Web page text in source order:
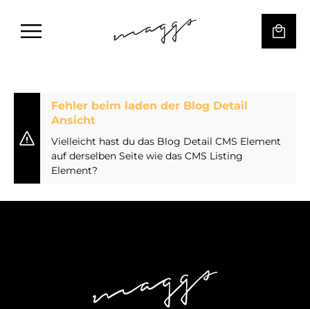
Fehler beim laden der Blog Detail
Ansicht
Vielleicht hast du das Blog Detail CMS Element
auf derselben Seite wie das CMS Listing
Element?